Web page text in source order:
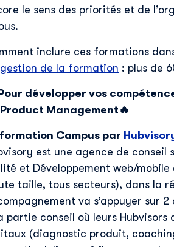
le sens des priorités et de
inclure ces formations
gestion de la formation : plus de
développer vos
Management🔥
formation Campus par
est une agence de
et Développement web/
taille, tous secteurs), dans la
va s’appuyer sur 2
partie conseil où leurs
(diagnostic produit,